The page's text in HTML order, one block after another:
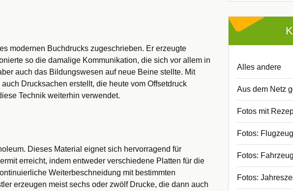
modernen Buchdrucks zugeschrieben. Er erzeugte
so die damalige Kommunikation, die sich vor allem in
auch das Bildungswesen auf neue Beine stellte. Mit
Drucksachen erstellt, die heute vom Offsetdruck
Technik weiterhin verwendet.
Dieses Material eignet sich hervorragend für
erreicht, indem entweder verschiedene Platten für die
Weiterbeschneidung mit bestimmten
erzeugen meist sechs oder zwölf Drucke, die dann auch
Alles andere
Aus dem Netz
Fotos mit
Fotos:
Fotos:
Fotos: